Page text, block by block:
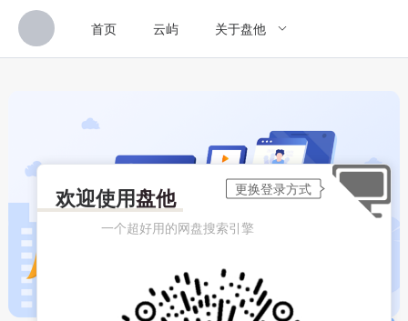
首页 云屿 关于盘他
欢迎使用盘他
一个超好用的网盘搜索引擎